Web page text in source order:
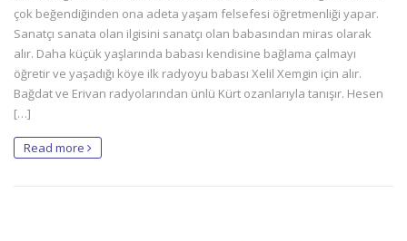
çok beğendiğinden ona adeta yaşam felsefesi öğretmenliği yapar.
Sanatçı sanata olan ilgisini sanatçı olan babasından miras olarak
alır. Daha küçük yaşlarında babası kendisine bağlama çalmayı
öğretir ve yaşadığı köye ilk radyoyu babası Xelil Xemgin için alır.
Bağdat ve Erivan radyolarından ünlü Kürt ozanlarıyla tanışır. Hesen
[…]
Read more